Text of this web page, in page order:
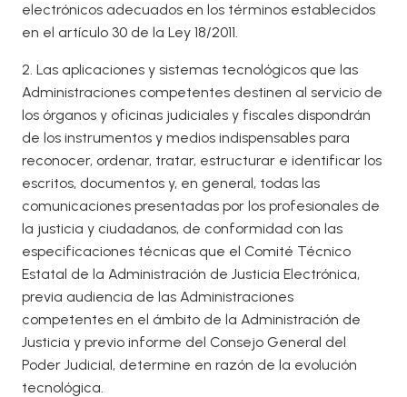
electrónicos adecuados en los términos establecidos
en el artículo 30 de la Ley 18/2011.
2. Las aplicaciones y sistemas tecnológicos que las
Administraciones competentes destinen al servicio de
los órganos y oficinas judiciales y fiscales dispondrán
de los instrumentos y medios indispensables para
reconocer, ordenar, tratar, estructurar e identificar los
escritos, documentos y, en general, todas las
comunicaciones presentadas por los profesionales de
la justicia y ciudadanos, de conformidad con las
especificaciones técnicas que el Comité Técnico
Estatal de la Administración de Justicia Electrónica,
previa audiencia de las Administraciones
competentes en el ámbito de la Administración de
Justicia y previo informe del Consejo General del
Poder Judicial, determine en razón de la evolución
tecnológica.